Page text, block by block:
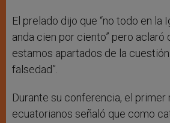
El prelado dijo que “no todo en la
anda cien por ciento” pero aclaró
estamos apartados de la
falsedad”.
Durante su conferencia, el primer
ecuatorianos señaló que como